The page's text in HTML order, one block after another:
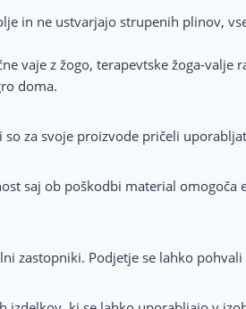
in ne ustvarjajo strupenih plinov,
vaje z žogo, terapevtske žoga-valje
doma.
za svoje proizvode pričeli
saj ob poškodbi material omogoča
zastopniki. Podjetje se lahko